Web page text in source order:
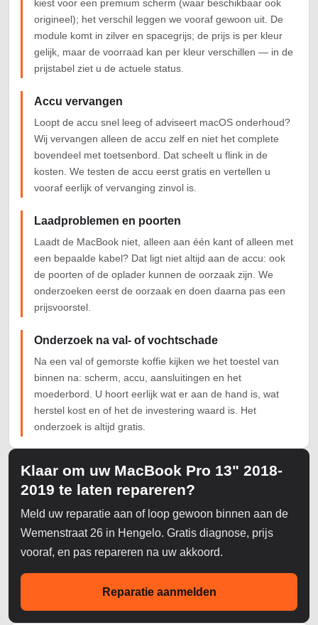
kiest voor een premium scherm (waar beschikbaar ook
origineel); het verschil leggen we vooraf gewoon uit. De
module komt in zilver en spacegrijs; de prijs is per kleur
gelijk, maar de voorraad kan per kleur verschillen — in de
prijstabel ziet u de actuele status.
Accu vervangen
Loopt de accu snel leeg of adviseert macOS onderhoud?
Wij vervangen alleen de accu zelf en niet het complete
bovendeel met toetsenbord. Dat scheelt u flink in de
kosten. We testen de accu eerst gratis en vertellen u
vooraf eerlijk of vervanging zinvol is.
Laadproblemen en poorten
Laadt de MacBook niet, alleen aan één kant of alleen met
een bepaalde kabel? Dat ligt niet altijd aan de accu: ook
de poorten of de oplader kunnen de oorzaak zijn. We
onderzoeken eerst de oorzaak en doen daarna pas een
prijsvoorstel.
Onderzoek na val- of vochtschade
Na een val of gemorste koffie kijken we het toestel van
binnen na: scherm, accu, aansluitingen en het
moederbord. U hoort eerlijk wat er aan de hand is, wat
herstel kost en of het de investering waard is. Het
onderzoek is altijd gratis.
Klaar om uw MacBook Pro 13" 2018-
2019 te laten repareren?
Meld uw reparatie aan of loop gewoon binnen aan de
Wemenstraat 26 in Hengelo. Gratis diagnose, prijs
vooraf, en pas repareren na uw akkoord.
Reparatie aanmelden